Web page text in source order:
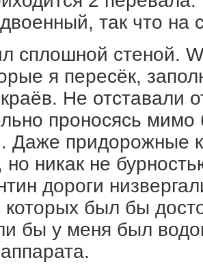
так что на
сплошной стеной.
я пересёк,
Не отставали
проносясь
Даже придорожные
никак не
дороги
был бы
бы у меня был